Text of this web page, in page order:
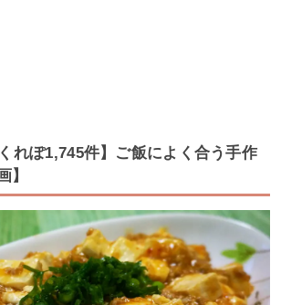
れぽ1,745件】ご飯によく合う手作
】